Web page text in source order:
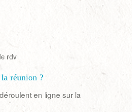
rdv
réunion ?
en ligne sur la